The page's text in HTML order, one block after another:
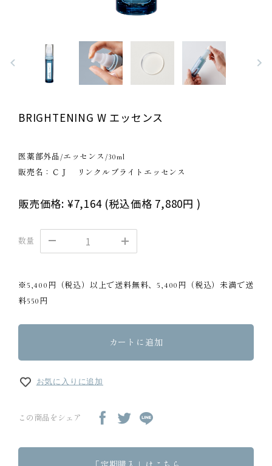
BRIGHTENING W エッセンス
医薬部外品/エッセンス/30ml
販売名：ＣＪ リンクルブライトエッセンス
販売価格: ¥7,164 (税込価格 7,880円 )
数量
※5,400円（税込）以上で送料無料、5,400円（税込）未満で送
料550円
カートに追加
お気に入りに追加
この商品をシェア